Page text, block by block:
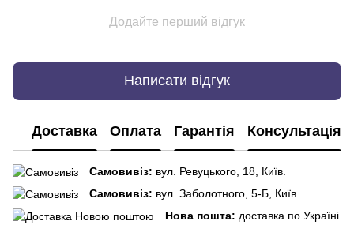
Додайте перший відгук
Написати відгук
Доставка Оплата Гарантія Консультація
Самовивіз: вул. Ревуцького, 18, Київ.
Самовивіз: вул. Заболотного, 5-Б, Київ.
Нова пошта: доставка по Україні